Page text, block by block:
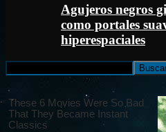
Agujeros negros
como portales
hiperespaciales